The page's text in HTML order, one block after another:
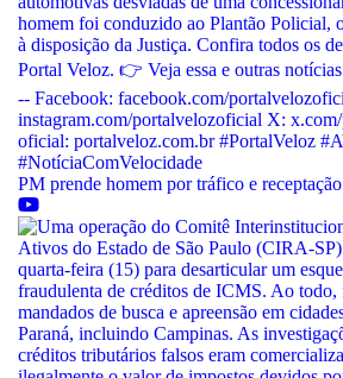
PM prende homem por tráfico e receptação